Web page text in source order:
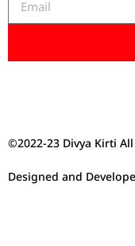
©2022-23 Divya Kirti
Designed and